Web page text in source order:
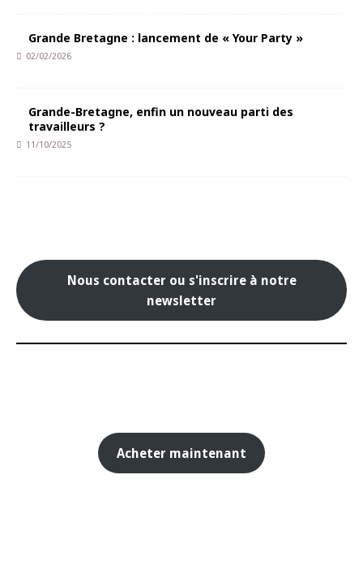
Grande Bretagne : lancement de « Your Party »
02/02/2026
Grande-Bretagne, enfin un nouveau parti des
travailleurs ?
11/10/2025
Nous contacter ou s'inscrire à notre
newsletter
Acheter maintenant